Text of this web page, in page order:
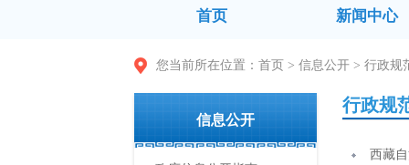
首页 新闻中心
您当前所在位置： 首页 > 信息公开 > 行政规
信息公开
行政规
西藏